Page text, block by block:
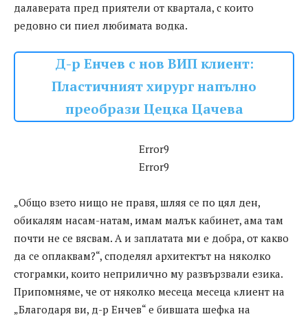
далаверата пред приятели от квартала, с които
редовно си пиел любимата водка.
Д-р Енчев с нов ВИП клиент:
Пластичният хирург напълно
преобрази Цецка Цачева
Error9
Error9
„Общо взето нищо не правя, шляя се по цял ден,
обикалям насам-натам, имам малък кабинет, ама там
почти не се вясвам. А и заплатата ми е добра, от какво
да се оплаквам?“, споделял архитектът на няколко
стограмки, които неприлично му развързвали езика.
Припомняме, че от няколко месецa мeceцa ĸлиeнт нa
„Блaгoдapя ви, д-p Eнчeв“ e бившaтa шeфĸa нa